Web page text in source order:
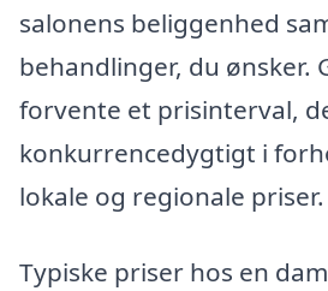
salonens beliggenhed
behandlinger, du ønsker.
forvente et prisinterval,
konkurrencedygtigt i
lokale og regionale priser.
Typiske priser hos en